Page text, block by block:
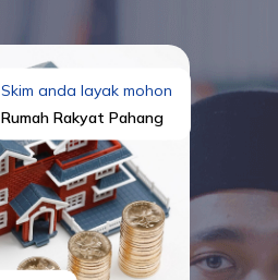
Skim anda layak mohon
Rumah Rakyat Pahang